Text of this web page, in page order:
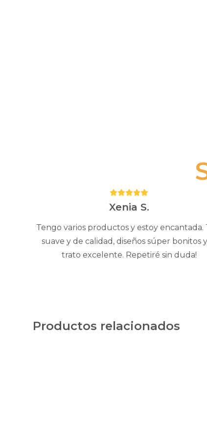
Puntuación:
5
Xenia S.
Tengo varios productos y estoy encantada.
suave y de calidad, diseños súper bonitos y
trato excelente. Repetiré sin duda!
Productos relacionados